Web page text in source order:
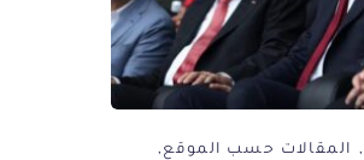
المقالات حسب الموقع